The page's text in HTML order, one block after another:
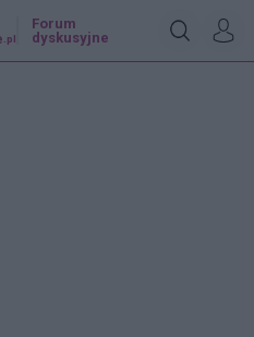
.pl
Forum
dyskusyjne